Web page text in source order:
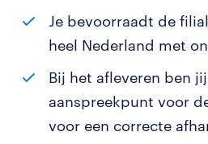
Je bevoorraadt de
heel Nederland met
Bij het afleveren ben
aanspreekpunt voor
voor een correcte